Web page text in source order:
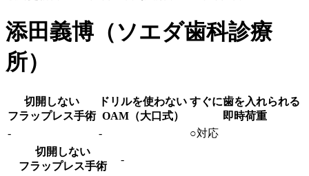
添田義博（ソエダ歯科診療
所）
切開しない
フラップレス手術
ドリルを使わない
OAM（大口式）
すぐに歯を入れられる
即時荷重
-
-
○対応
切開しない
フラップレス手術
-